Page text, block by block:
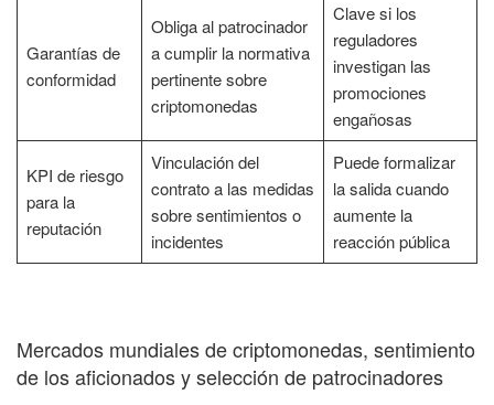
Garantías de
conformidad
Obliga al patrocinador
a cumplir la normativa
pertinente sobre
criptomonedas
Clave si los
reguladores
investigan las
promociones
engañosas
KPI de riesgo
para la
reputación
Vinculación del
contrato a las medidas
sobre sentimientos o
incidentes
Puede formalizar
la salida cuando
aumente la
reacción pública
Mercados mundiales de criptomonedas, sentimiento
de los aficionados y selección de patrocinadores